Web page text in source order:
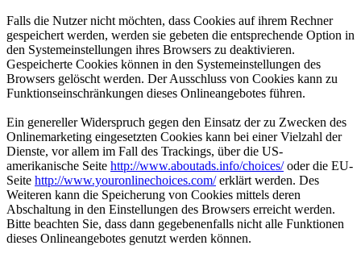
Falls die Nutzer nicht möchten, dass Cookies auf ihrem Rechner
gespeichert werden, werden sie gebeten die entsprechende Option in
den Systemeinstellungen ihres Browsers zu deaktivieren.
Gespeicherte Cookies können in den Systemeinstellungen des
Browsers gelöscht werden. Der Ausschluss von Cookies kann zu
Funktionseinschränkungen dieses Onlineangebotes führen.
Ein genereller Widerspruch gegen den Einsatz der zu Zwecken des
Onlinemarketing eingesetzten Cookies kann bei einer Vielzahl der
Dienste, vor allem im Fall des Trackings, über die US-
amerikanische Seite http://www.aboutads.info/choices/oder die EU-
Seite http://www.youronlinechoices.com/erklärt werden. Des
Weiteren kann die Speicherung von Cookies mittels deren
Abschaltung in den Einstellungen des Browsers erreicht werden.
Bitte beachten Sie, dass dann gegebenenfalls nicht alle Funktionen
dieses Onlineangebotes genutzt werden können.